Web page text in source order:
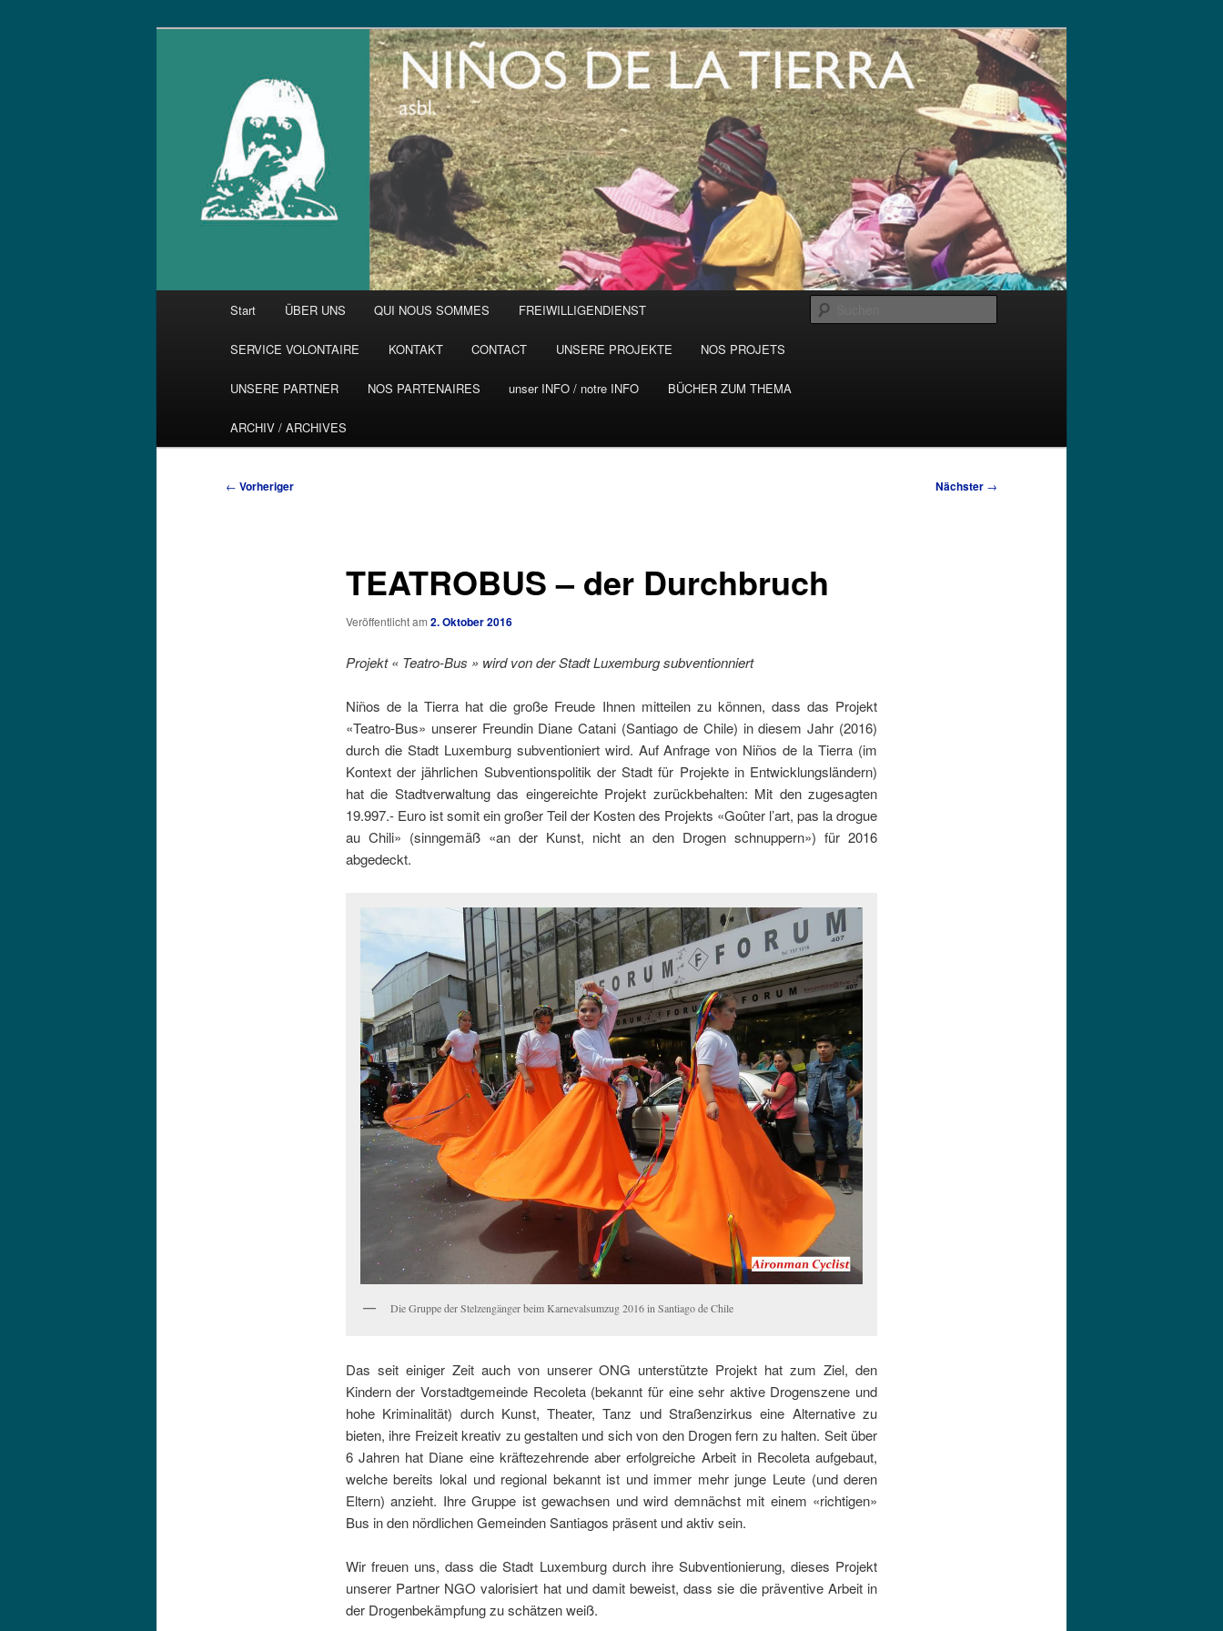
Start ÜBER UNS QUI NOUS SOMMES FREIWILLIGENDIENST
SERVICE VOLONTAIRE KONTAKT CONTACT UNSERE PROJEKTE NOS PROJETS
UNSERE PARTNER NOS PARTENAIRES unser INFO / notre INFO BÜCHER ZUM THEMA
ARCHIV / ARCHIVES
Beitragsnavigation
← Vorheriger Nächster →
TEATROBUS – der Durchbruch
Veröffentlicht am 2. Oktober 2016
Projekt « Teatro-Bus » wird von der Stadt Luxemburg subventionniert
Niños de la Tierra hat die große Freude Ihnen mitteilen zu können, dass das Projekt
«Teatro-Bus» unserer Freundin Diane Catani (Santiago de Chile) in diesem Jahr (2016)
durch die Stadt Luxemburg subventioniert wird. Auf Anfrage von Niños de la Tierra (im
Kontext der jährlichen Subventionspolitik der Stadt für Projekte in Entwicklungsländern)
hat die Stadtverwaltung das eingereichte Projekt zurückbehalten: Mit den zugesagten
19.997.- Euro ist somit ein großer Teil der Kosten des Projekts «Goûter l’art, pas la drogue
au Chili» (sinngemäß «an der Kunst, nicht an den Drogen schnuppern») für 2016
abgedeckt.
Die Gruppe der Stelzengänger beim Karnevalsumzug 2016 in Santiago de Chile
Das seit einiger Zeit auch von unserer ONG unterstützte Projekt hat zum Ziel, den
Kindern der Vorstadtgemeinde Recoleta (bekannt für eine sehr aktive Drogenszene und
hohe Kriminalität) durch Kunst, Theater, Tanz und Straßenzirkus eine Alternative zu
bieten, ihre Freizeit kreativ zu gestalten und sich von den Drogen fern zu halten. Seit über
6 Jahren hat Diane eine kräftezehrende aber erfolgreiche Arbeit in Recoleta aufgebaut,
welche bereits lokal und regional bekannt ist und immer mehr junge Leute (und deren
Eltern) anzieht. Ihre Gruppe ist gewachsen und wird demnächst mit einem «richtigen»
Bus in den nördlichen Gemeinden Santiagos präsent und aktiv sein.
Wir freuen uns, dass die Stadt Luxem­burg durch ihre Subventionierung, dieses Projekt
unserer Partner NGO valorisiert hat und damit beweist, dass sie die präventive Arbeit in
der Drogenbekämpfung zu schätzen weiß.